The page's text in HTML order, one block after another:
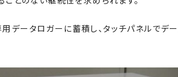
データロガーに蓄積し、タッチパネルでデ